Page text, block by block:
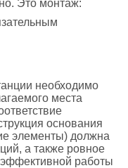
Это монтаж:
необходимо
места
основания
элементы) должна
а также ровное
работы